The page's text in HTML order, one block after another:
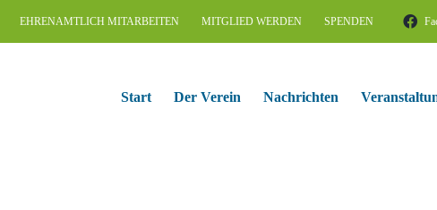
EHRENAMTLICH MITARBEITEN MITGLIED WERDEN SPENDEN
Start Der Verein Nachrichten